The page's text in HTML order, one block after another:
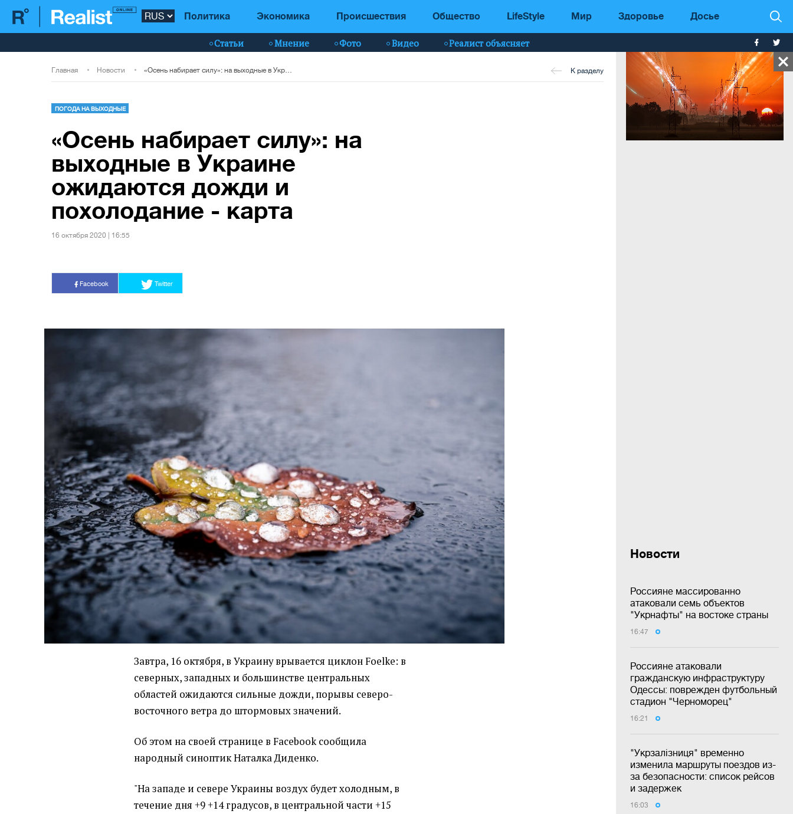
Политика Экономика Происшествия Общество LifeStyle Мир Здоровье Досье
Статьи Мнение Фото Видео Реалист объясняет
Новости
Россияне массированно
атаковали семь объектов
"Укрнафты" на востоке страны
16:47
Россияне атаковали
гражданскую инфраструктуру
Одессы: поврежден футбольный
стадион "Черноморец"
16:21
"Укрзалізниця" временно
изменила маршруты поездов из-
за безопасности: список рейсов
и задержек
16:03
Главная Новости К разделу
ПОГОДА НА ВЫХОДНЫЕ
«Осень набирает силу»: на
выходные в Украине
ожидаются дожди и
похолодание - карта
16 октября 2020 | 16:55
Facebook Twitter
Завтра, 16 октября, в Украину врывается циклон Foelke: в
северных, западных и большинстве центральных
областей ожидаются сильные дожди, порывы северо-
восточного ветра до штормовых значений.
Об этом на своей странице в Facebook сообщила
народный синоптик Наталка Диденко.
"На западе и севере Украины воздух будет холодным, в
течение дня +9 +14 градусов, в центральной части +15